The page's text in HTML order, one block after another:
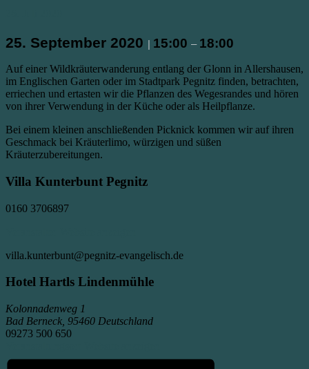
25. September 2020 | 15:00 – 18:00
Auf einer Wildkräuterwanderung entlang der Glonn in Allershausen,
im Englischen Garten oder im Stadtpark Pegnitz finden, betrachten,
erriechen und ertasten wir die Pflanzen des Wegesrandes und hören
von ihrer Verwendung in der Küche oder als Heilpflanze.
Bei einem kleinen anschließenden Picknick kommen wir auf ihren
Geschmack bei Kräuterlimo, würzigen und süßen
Kräuterzubereitungen.
Villa Kunterbunt Pegnitz
0160 3706897
villa.kunterbunt@pegnitz-evangelisch.de
Hotel Hartls Lindenmühle
Kolonnadenweg 1
Bad Berneck 95460 Deutschland
09273 500 650